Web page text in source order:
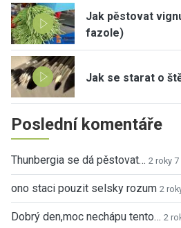
Jak pěstovat
fazole)
Jak se starat o
Poslední komentáře
Thunbergia se dá pěstovat… 2 roky
ono staci pouzit selsky rozum 2
Dobrý den,moc nechápu tento… 2